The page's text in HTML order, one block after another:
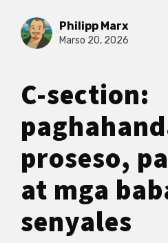
Philipp Marx
Marso 20, 2026
C-section:
proseso,
at mga
senyales